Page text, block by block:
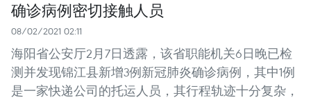
确诊病例密切接触人员
08/02/2021 02:11
海阳省公安厅2月7日透露，该省职能机关6日晚已检
测并发现锦江县新增3例新冠肺炎确诊病例，其中1例
是一家快递公司的托运人员，其行程轨迹十分复杂，